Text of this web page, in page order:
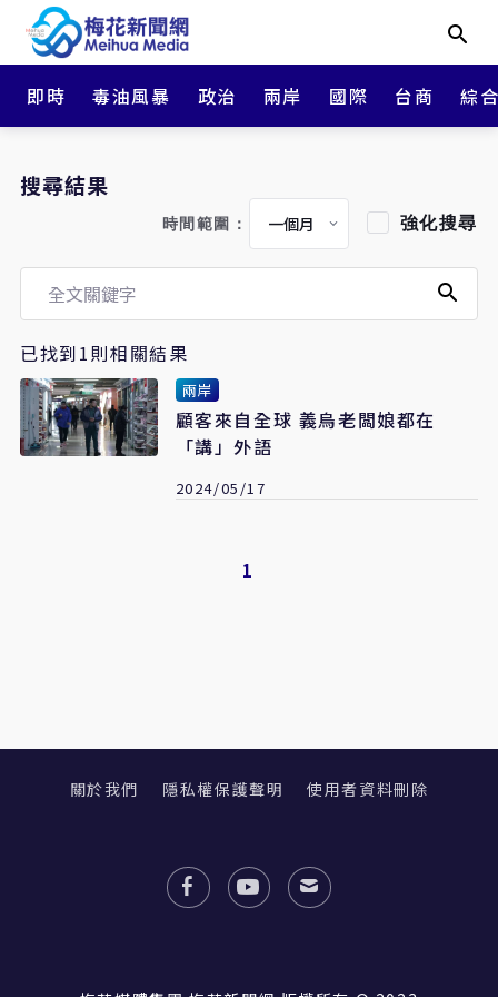
即時 毒油風暴 政治 兩岸 國際 台商 綜
搜尋結果
時間範圍： 強化搜尋
已找到1則相關結果
兩岸
顧客來自全球 義烏老闆娘都在
「講」外語
2024/05/17
1
關於我們 隱私權保護聲明 使用者資料刪除